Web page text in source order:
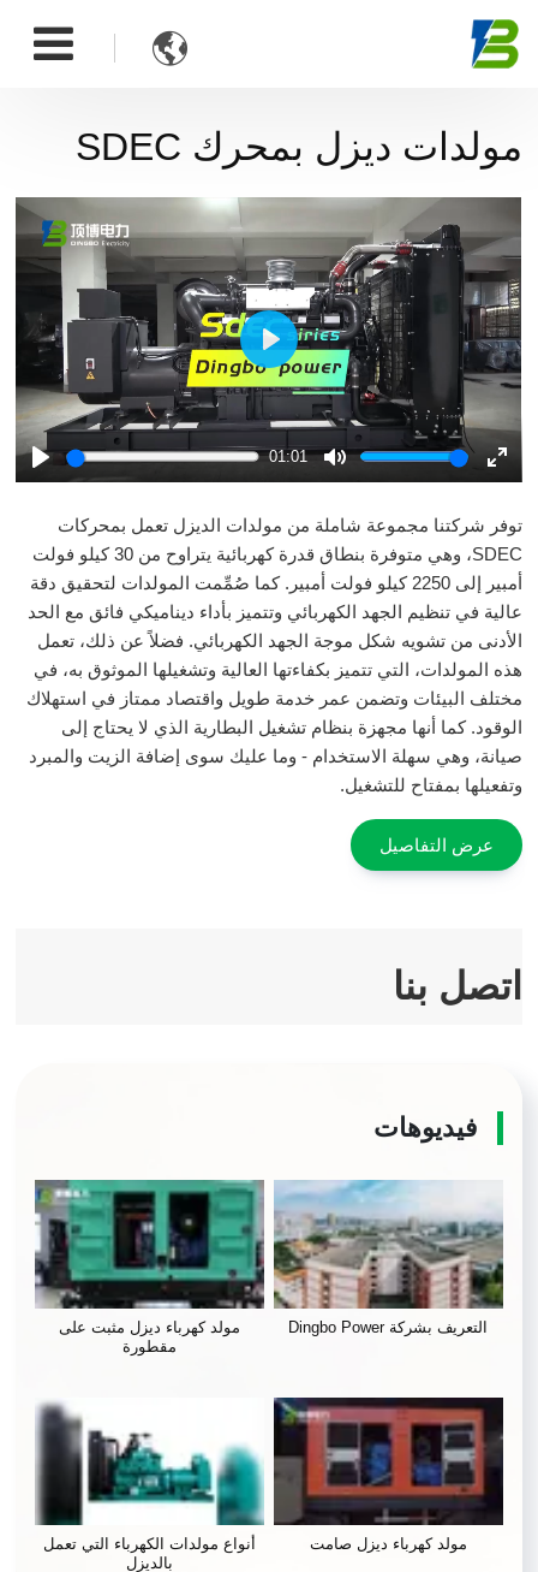

مولدات ديزل بمحرك SDEC
Play
01:01
Mute
Enter
Play
توفر شركتنا مجموعة شاملة من مولدات الديزل تعمل بمحركات
SDEC، وهي متوفرة بنطاق قدرة كهربائية يتراوح من 30 كيلو فولت
أمبير إلى 2250 كيلو فولت أمبير. كما صُمِّمت المولدات لتحقيق دقة
عالية في تنظيم الجهد الكهربائي وتتميز بأداء ديناميكي فائق مع الحد
الأدنى من تشويه شكل موجة الجهد الكهربائي. فضلاً عن ذلك، تعمل
هذه المولدات، التي تتميز بكفاءتها العالية وتشغيلها الموثوق به، في
مختلف البيئات وتضمن عمر خدمة طويل واقتصاد ممتاز في استهلاك
الوقود. كما أنها مجهزة بنظام تشغيل البطارية الذي لا يحتاج إلى
صيانة، وهي سهلة الاستخدام - وما عليك سوى إضافة الزيت والمبرد
وتفعيلها بمفتاح للتشغيل.
عرض التفاصيل
اتصل بنا
فيديوهات
التعريف بشركة Dingbo Power
مولد كهرباء ديزل مثبت على
مقطورة
مولد كهرباء ديزل صامت
أنواع مولدات الكهرباء التي تعمل
بالديزل